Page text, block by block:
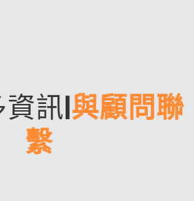
訊|與顧問聯
繫